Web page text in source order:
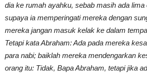
dia ke rumah ayahku, sebab masih ada lima
supaya ia memperingati mereka dengan
mereka jangan masuk kelak ke dalam
Tetapi kata Abraham: Ada pada mereka
para nabi; baiklah mereka mendengarkan
orang itu: Tidak, Bapa Abraham, tetapi jika